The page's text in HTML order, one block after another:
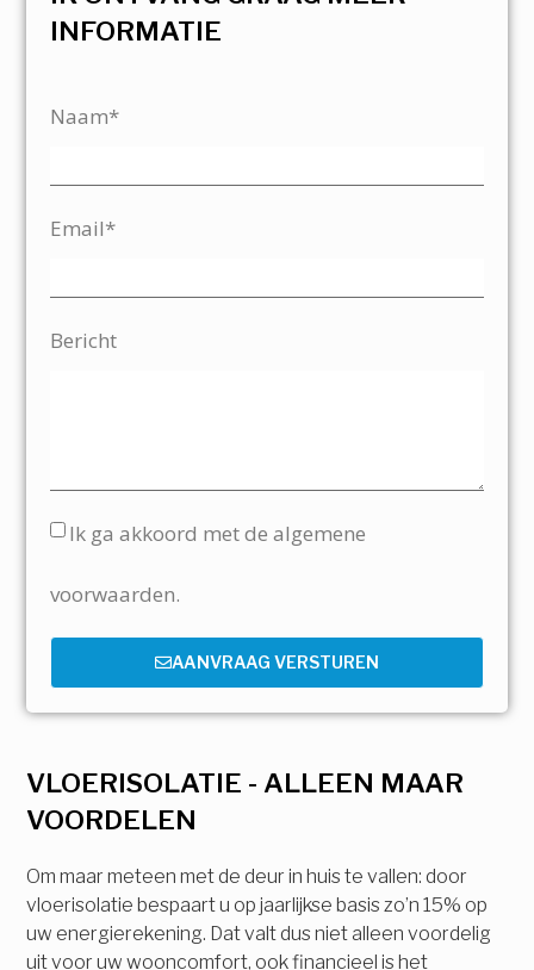
VLOERISOLATIE - ALLEEN MAAR
VOORDELEN
Om maar meteen met de deur in huis te vallen: door
vloerisolatie bespaart u op jaarlijkse basis zo’n 15% op
uw energierekening. Dat valt dus niet alleen voordelig
uit voor uw wooncomfort, ook financieel is het
INFORMATIE
Naam*
Email*
Bericht
Ik ga akkoord met de algemene
voorwaarden.
AANVRAAG VERSTUREN